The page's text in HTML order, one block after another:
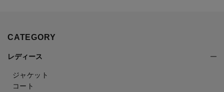
CATEGORY
レディース
ジャケット
コート